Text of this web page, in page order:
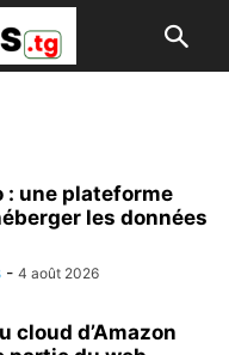
: une plateforme
les données
- 4 août 2026
cloud d’Amazon